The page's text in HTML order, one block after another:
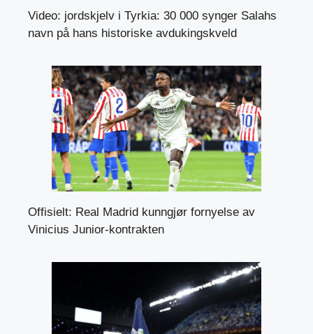
Video: jordskjelv i Tyrkia: 30 000 synger Salahs
navn på hans historiske avdukingskveld
Offisielt: Real Madrid kunngjør fornyelse av
Vinicius Junior-kontrakten